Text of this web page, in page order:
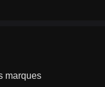
marques